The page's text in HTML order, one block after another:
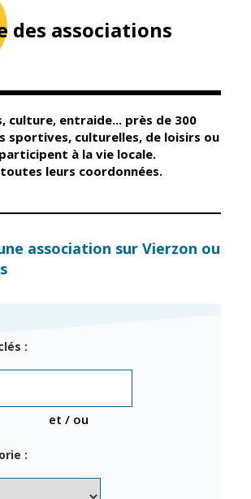
Contacts
la
Enfance et
éducation
Guichet unique
enfance
des associations
culture, entraide... près de 300
sportives, culturelles, de loisirs ou
à la vie locale.
leurs coordonnées.
association sur Vierzon ou
:
et / ou
: